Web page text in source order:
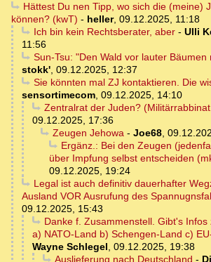
Hättest Du nen Tipp, wo sich die (meine)
können? (kwT) - heller, 09.12.2025, 11:18
Ich bin kein Rechtsberater, aber- Ulli
11:56
Sun-Tsu: "Den Wald vor lauter
stokk', 09.12.2025, 12:37
Sie könnten mal ZJ kontaktieren. Die
sensortimecom, 09.12.2025, 14:10
Zentralrat der Juden?
09.12.2025, 17:36
Zeugen Jehowa- Joe68,
Ergänz.: Bei den Zeugen
über Impfung selbst entscheiden
09.12.2025, 19:24
Legal ist auch definitiv dauerhafter
Ausland VOR Ausrufung des
09.12.2025, 15:43
Danke f. Zusammenstell. Gibt's
a) NATO-Land b) Schengen-Land c)
Wayne Schlegel, 09.12.2025, 19:38
Auslieferung nach Deutschland -